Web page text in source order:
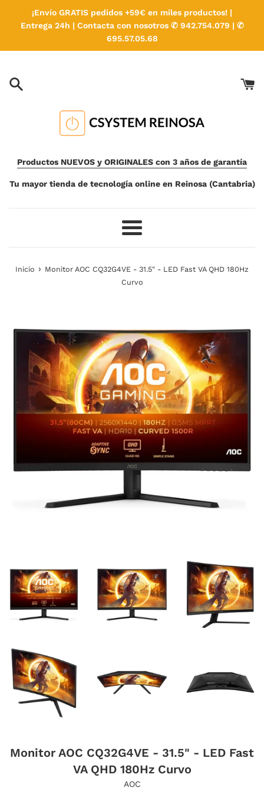
directamente
¡Envío GRATIS pedidos +59€ en miles productos! |
Entrega 24h | Contacta con nosotros ✆ 942.754.079 | ✆
695.57.05.68
Productos NUEVOS y ORIGINALES con 3 años de garantía
Tu mayor tienda de tecnología online en Reinosa (Cantabria)
Más
Inicio › Monitor AOC CQ32G4VE - 31.5" - LED Fast VA QHD 180Hz
Curvo
Monitor AOC CQ32G4VE - 31.5" - LED Fast
VA QHD 180Hz Curvo
AOC